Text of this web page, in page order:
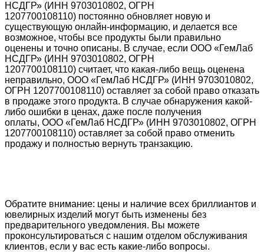
НСДГР» (ИНН 9703010802, ОГРН
1207700108110) постоянно обновляет новую и
существующую онлайн-информацию, и делается все
возможное, чтобы все продукты были правильно
оценены и точно описаны. В случае, если ООО «ГемЛаб
НСДГР» (ИНН 9703010802, ОГРН
1207700108110) считает, что какая-либо вещь оценена
неправильно, ООО «ГемЛаб НСДГР» (ИНН 9703010802,
ОГРН 1207700108110) оставляет за собой право отказать
в продаже этого продукта. В случае обнаружения какой-
либо ошибки в ценах, даже после получения
оплаты, ООО «ГемЛаб НСДГР» (ИНН 9703010802, ОГРН
1207700108110) оставляет за собой право отменить
продажу и полностью вернуть транзакцию.
Обратите внимание: цены и наличие всех бриллиантов и
ювелирных изделий могут быть изменены без
предварительного уведомления. Вы можете
проконсультироваться с нашим отделом обслуживания
клиентов, если у вас есть какие-либо вопросы.